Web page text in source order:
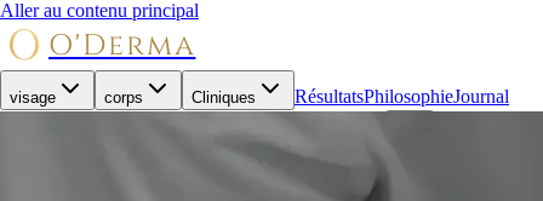
Aller au contenu principal
O'Derma
visage corps Cliniques RésultatsPhilosophieJournal
Réserver une consultation